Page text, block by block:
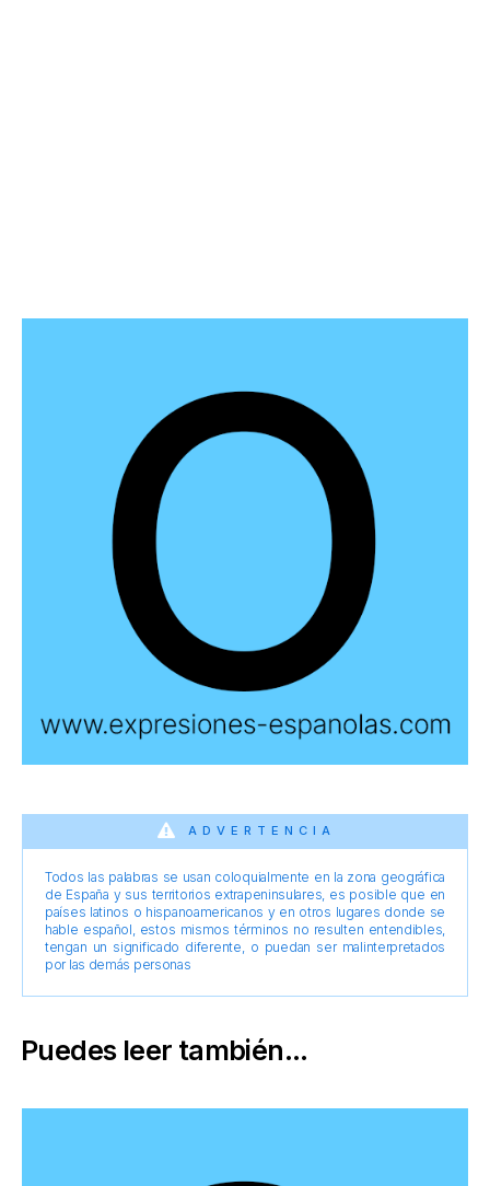
ADVERTENCIA
Todos las palabras se usan coloquialmente en la zona geográfica
de España y sus territorios extrapeninsulares, es posible que en
países latinos o hispanoamericanos y en otros lugares donde se
hable español, estos mismos términos no resulten entendibles,
tengan un significado diferente, o puedan ser malinterpretados
por las demás personas
Puedes leer también...